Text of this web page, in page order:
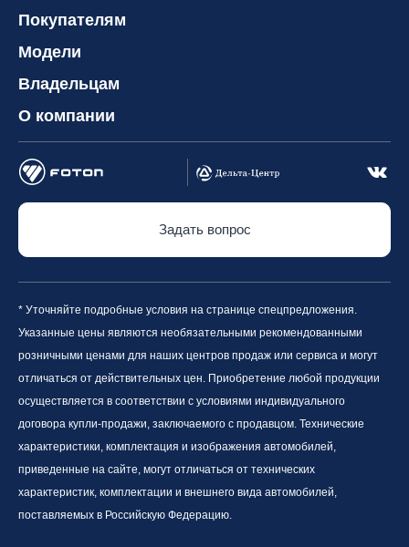
Покупателям
Модели
Владельцам
О компании
Задать вопрос
* Уточняйте подробные условия на странице спецпредложения.
Указанные цены являются необязательными рекомендованными
розничными ценами для наших центров продаж или сервиса и могут
отличаться от действительных цен. Приобретение любой продукции
осуществляется в соответствии с условиями индивидуального
договора купли-продажи, заключаемого с продавцом. Технические
характеристики, комплектация и изображения автомобилей,
приведенные на сайте, могут отличаться от технических
характеристик, комплектации и внешнего вида автомобилей,
поставляемых в Российскую Федерацию.